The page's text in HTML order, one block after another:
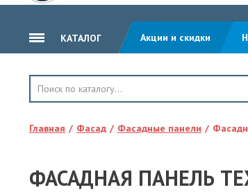
КАТАЛОГ Акции и скидки
ГИДРОИЗОЛЯЦИЯ
ТЕПЛОИЗОЛЯЦИЯ
КЛЕЙ, ПЕНА, ГЕРМЕТИКИ
Главная Фасад Фасадные панели
ФАСАДНАЯ ПАНЕЛЬ